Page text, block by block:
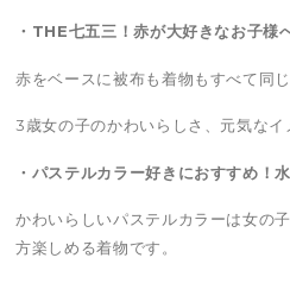
・THE七五三！赤が大好きなお子様
赤をベースに被布も着物もすべて同
3歳女の子のかわいらしさ、元気なイ
・パステルカラー好きにおすすめ！
かわいらしいパステルカラーは女の
方楽しめる着物です。